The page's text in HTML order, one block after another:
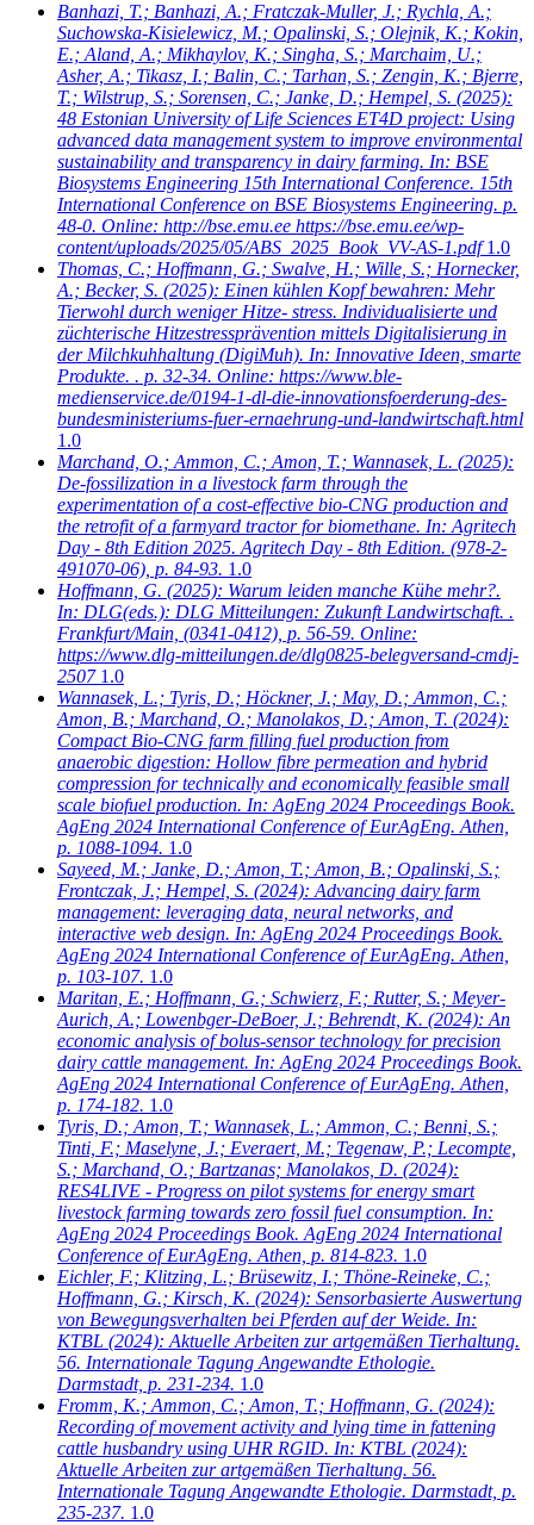
Banhazi, T.; Banhazi, A.; Fratczak-Muller, J.; Rychla, A.;
Suchowska-Kisielewicz, M.; Opalinski, S.; Olejnik, K.; Kokin,
E.; Aland, A.; Mikhaylov, K.; Singha, S.; Marchaim, U.;
Asher, A.; Tikasz, I.; Balin, C.; Tarhan, S.; Zengin, K.; Bjerre,
T.; Wilstrup, S.; Sorensen, C.; Janke, D.; Hempel, S. (2025):
48 Estonian University of Life Sciences ET4D project: Using
advanced data management system to improve environmental
sustainability and transparency in dairy farming. In: BSE
Biosystems Engineering 15th International Conference. 15th
International Conference on BSE Biosystems Engineering. p.
48-0. Online: http://bse.emu.ee https://bse.emu.ee/wp-
content/uploads/2025/05/ABS_2025_Book_VV-AS-1.pdf 1.0
Thomas, C.; Hoffmann, G.; Swalve, H.; Wille, S.; Hornecker,
A.; Becker, S. (2025): Einen kühlen Kopf bewahren: Mehr
Tierwohl durch weniger Hitze- stress. Individualisierte und
züchterische Hitzestressprävention mittels Digitalisierung in
der Milchkuhhaltung (DigiMuh). In: Innovative Ideen, smarte
Produkte. . p. 32-34. Online: https://www.ble-
medienservice.de/0194-1-dl-die-innovationsfoerderung-des-
bundesministeriums-fuer-ernaehrung-und-landwirtschaft.html
1.0
Marchand, O.; Ammon, C.; Amon, T.; Wannasek, L. (2025):
De-fossilization in a livestock farm through the
experimentation of a cost-effective bio-CNG production and
the retrofit of a farmyard tractor for biomethane. In: Agritech
Day - 8th Edition 2025. Agritech Day - 8th Edition. (978-2-
491070-06), p. 84-93. 1.0
Hoffmann, G. (2025): Warum leiden manche Kühe mehr?.
In: DLG(eds.): DLG Mitteilungen: Zukunft Landwirtschaft. .
Frankfurt/Main, (0341-0412), p. 56-59. Online:
https://www.dlg-mitteilungen.de/dlg0825-belegversand-cmdj-
2507 1.0
Wannasek, L.; Tyris, D.; Höckner, J.; May, D.; Ammon, C.;
Amon, B.; Marchand, O.; Manolakos, D.; Amon, T. (2024):
Compact Bio-CNG farm filling fuel production from
anaerobic digestion: Hollow fibre permeation and hybrid
compression for technically and economically feasible small
scale biofuel production. In: AgEng 2024 Proceedings Book.
AgEng 2024 International Conference of EurAgEng. Athen,
p. 1088-1094. 1.0
Sayeed, M.; Janke, D.; Amon, T.; Amon, B.; Opalinski, S.;
Frontczak, J.; Hempel, S. (2024): Advancing dairy farm
management: leveraging data, neural networks, and
interactive web design. In: AgEng 2024 Proceedings Book.
AgEng 2024 International Conference of EurAgEng. Athen,
p. 103-107. 1.0
Maritan, E.; Hoffmann, G.; Schwierz, F.; Rutter, S.; Meyer-
Aurich, A.; Lowenbger-DeBoer, J.; Behrendt, K. (2024): An
economic analysis of bolus-sensor technology for precision
dairy cattle management. In: AgEng 2024 Proceedings Book.
AgEng 2024 International Conference of EurAgEng. Athen,
p. 174-182. 1.0
Tyris, D.; Amon, T.; Wannasek, L.; Ammon, C.; Benni, S.;
Tinti, F.; Maselyne, J.; Everaert, M.; Tegenaw, P.; Lecompte,
S.; Marchand, O.; Bartzanas; Manolakos, D. (2024):
RES4LIVE - Progress on pilot systems for energy smart
livestock farming towards zero fossil fuel consumption. In:
AgEng 2024 Proceedings Book. AgEng 2024 International
Conference of EurAgEng. Athen, p. 814-823. 1.0
Eichler, F.; Klitzing, L.; Brüsewitz, I.; Thöne-Reineke, C.;
Hoffmann, G.; Kirsch, K. (2024): Sensorbasierte Auswertung
von Bewegungsverhalten bei Pferden auf der Weide. In:
KTBL (2024): Aktuelle Arbeiten zur artgemäßen Tierhaltung.
56. Internationale Tagung Angewandte Ethologie.
Darmstadt, p. 231-234. 1.0
Fromm, K.; Ammon, C.; Amon, T.; Hoffmann, G. (2024):
Recording of movement activity and lying time in fattening
cattle husbandry using UHR RGID. In: KTBL (2024):
Aktuelle Arbeiten zur artgemäßen Tierhaltung. 56.
Internationale Tagung Angewandte Ethologie. Darmstadt, p.
235-237. 1.0